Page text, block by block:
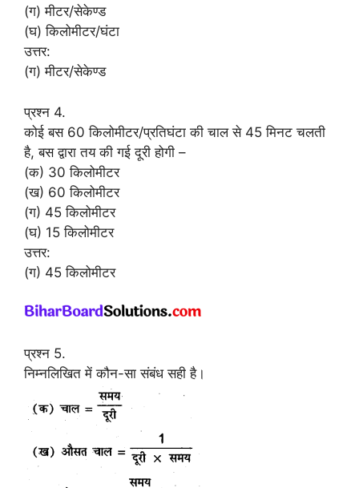
(ग) मीटर/सेकेण्ड
(घ) किलोमीटर/घंटा
उत्तर:
(ग) मीटर/सेकेण्ड
प्रश्न 4.
कोई बस 60 किलोमीटर/प्रतिघंटा की चाल से 45 मिनट चलती
है, बस द्वारा तय की गई दूरी होगी –
(क) 30 किलोमीटर
(ख) 60 किलोमीटर
(ग) 45 किलोमीटर
(घ) 15 किलोमीटर
उत्तर:
(ग) 45 किलोमीटर
प्रश्न 5.
निम्नलिखित में कौन-सा संबंध सही है।